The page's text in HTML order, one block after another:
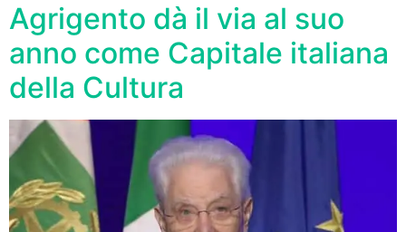
Agrigento dà il via al suo
anno come Capitale italiana
della Cultura